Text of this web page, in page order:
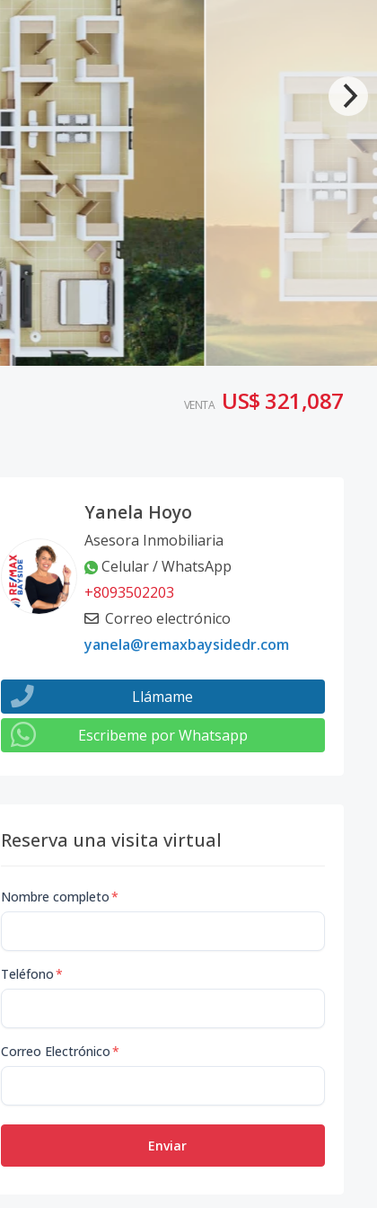
VENTA US$ 321,087
Yanela Hoyo
Asesora Inmobiliaria
Celular / WhatsApp
+8093502203
Correo electrónico
yanela@remaxbaysidedr.com
Llámame
Escribeme por Whatsapp
Reserva una visita virtual
Nombre completo*
Teléfono*
Correo Electrónico*
Enviar